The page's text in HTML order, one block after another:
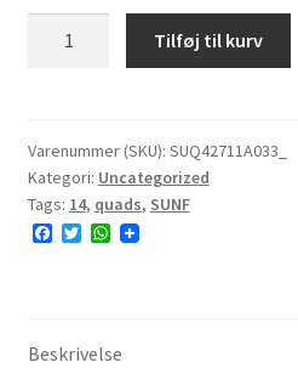
14
70J
6PR
E#
Tilføj til kurv
Varenummer (SKU): SUQ42711A033_
Kategori: Uncategorized
Tags: 14, quads, SUNF
F
o
T
r
W
p
Beskrivelse